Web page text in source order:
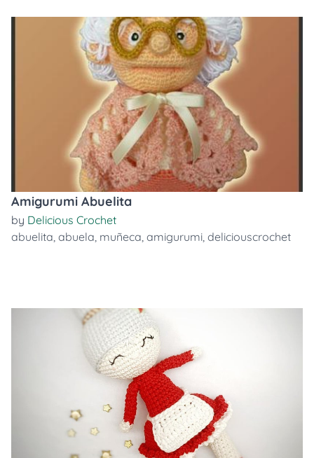
Amigurumi Abuelita
by Delicious Crochet
abuelita, abuela, muñeca, amigurumi, deliciouscrochet